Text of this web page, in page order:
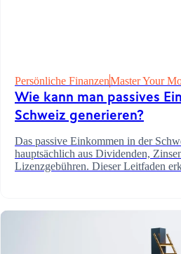
Persönliche FinanzenMaster Your
Wie kann man passives
Schweiz generieren?
Das passive Einkommen in der
hauptsächlich aus Dividenden,
Lizenzgebühren. Dieser Leitfaden